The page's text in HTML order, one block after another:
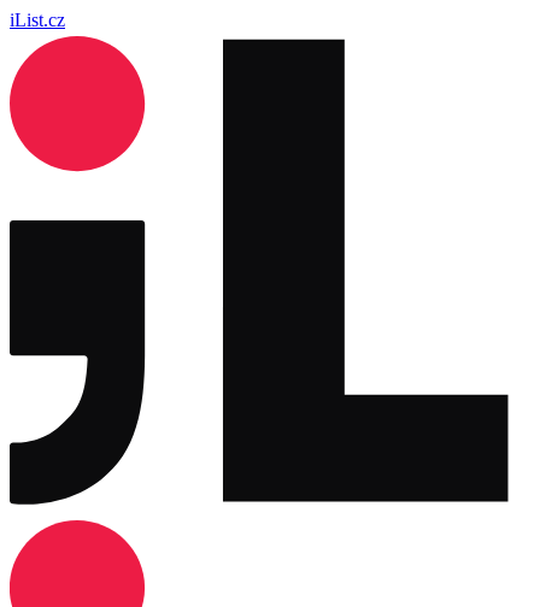
iList.cz